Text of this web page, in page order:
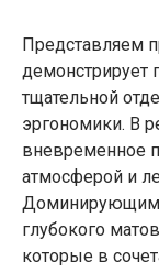
Представляем
демонстрирует
тщательной
эргономики. В
вневременное
атмосферой и
Доминирующим
глубокого
которые в